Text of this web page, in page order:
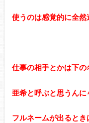
使うのは感覚的に全然
仕事の相手とかは下の
亜希と呼ぶと思うんに
フルネームが出ると